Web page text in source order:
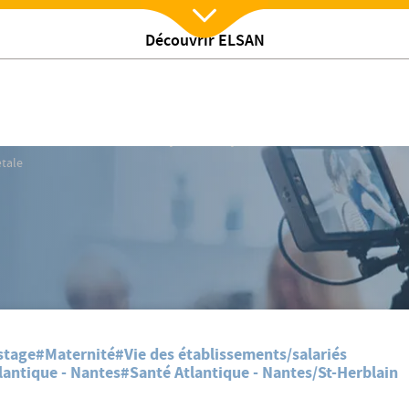
Découvrir ELSAN
Nx:Afficher menu
: 𝗺𝗶𝗲𝘂𝘅 𝗰𝗼𝗺𝗽𝗿𝗲𝗻𝗱𝗿𝗲 𝗽𝗼𝘂𝗿 𝗺𝗶𝗲𝘂𝘅
#Maternité#Vie des établissements/salariés
- Nantes#Santé Atlantique - Nantes/St-Herblain